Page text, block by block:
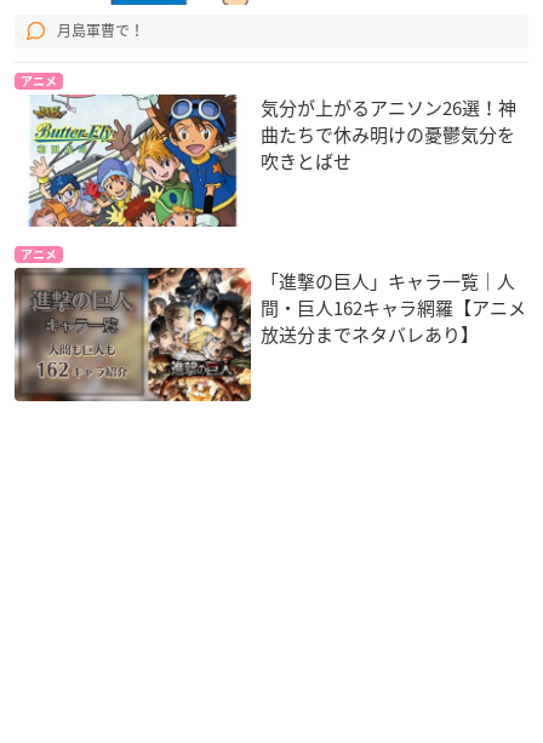
月島軍曹で！
アニメ
気分が上がるアニソン26選！神
曲たちで休み明けの憂鬱気分を
吹きとばせ
アニメ
「進撃の巨人」キャラ一覧｜人
間・巨人162キャラ網羅【アニメ
放送分までネタバレあり】